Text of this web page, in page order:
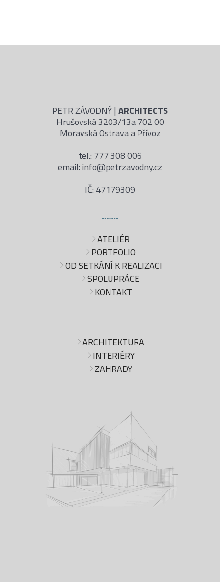
PETR ZÁVODNÝ | ARCHITECTS
Hrušovská 3203/13a 702 00
Moravská Ostrava a Přívoz
tel.: 777 308 006
email: info@petrzavodny.cz
IČ: 47179309
ATELIÉR
PORTFOLIO
OD SETKÁNÍ K REALIZACI
SPOLUPRÁCE
KONTAKT
ARCHITEKTURA
INTERIÉRY
ZAHRADY